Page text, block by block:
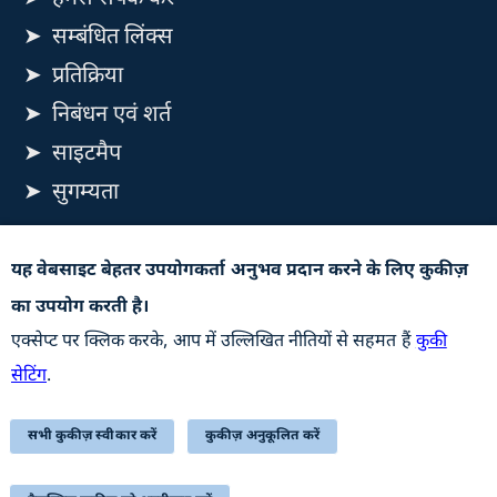
यह वेबसाइट बेहतर उपयोगकर्ता अनुभव प्रदान करने के लिए कुकीज़
का उपयोग करती है।
एक्सेप्ट पर क्लिक करके, आप में उल्लिखित नीतियों से सहमत हैंकुकी
सेटिंग.
सभी कुकीज़ स्वीकार करें कुकीज़ अनुकूलित करें
सम्बंधित लिंक्स
प्रतिक्रिया
निबंधन एवं शर्त
साइटमैप
सुगम्यता
संबंधित है
अपडेट के लिए सदस्यता लें
अंतिम बार अद्यतन किया गयाः 07-08-2026